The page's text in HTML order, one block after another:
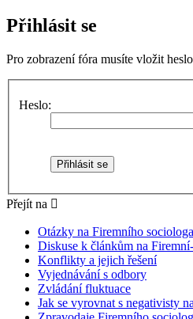
Přihlásit se
Pro zobrazení fóra musíte vložit
Heslo:
Přejít na
Otázky na Firemního sociologa
Diskuse k článkům na
Konflikty a jejich řešení
Vyjednávání s odbory
Zvládání fluktuace
Jak se vyrovnat s negativisty